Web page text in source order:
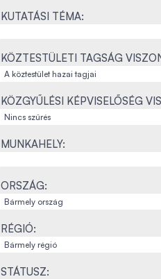
KUTATÁSI TÉMA:
KÖZTESTÜLETI TAGSÁG
KÖZGYŰLÉSI KÉPVISELŐSÉG
MUNKAHELY:
ORSZÁG:
RÉGIÓ:
STÁTUSZ: